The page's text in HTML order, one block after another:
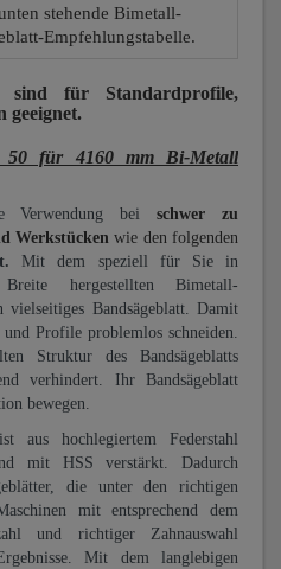
stehende Bimetall-
Empfehlungstabelle.
sind für Standardprofile,
geeignet.
für 4160 mm Bi-Metall
Verwendung beischwer zu
Werkstücken wie den folgenden
Mit dem speziell für Sie in
hergestellten Bimetall-
vielseitiges Bandsägeblatt. Damit
Profile problemlos schneiden.
Struktur des Bandsägeblatts
verhindert. Ihr Bandsägeblatt
bewegen.
aus hochlegiertem Federstahl
mit HSS verstärkt. Dadurch
die unter den richtigen
mit entsprechend dem
und richtiger Zahnauswahl
Mit dem langlebigen